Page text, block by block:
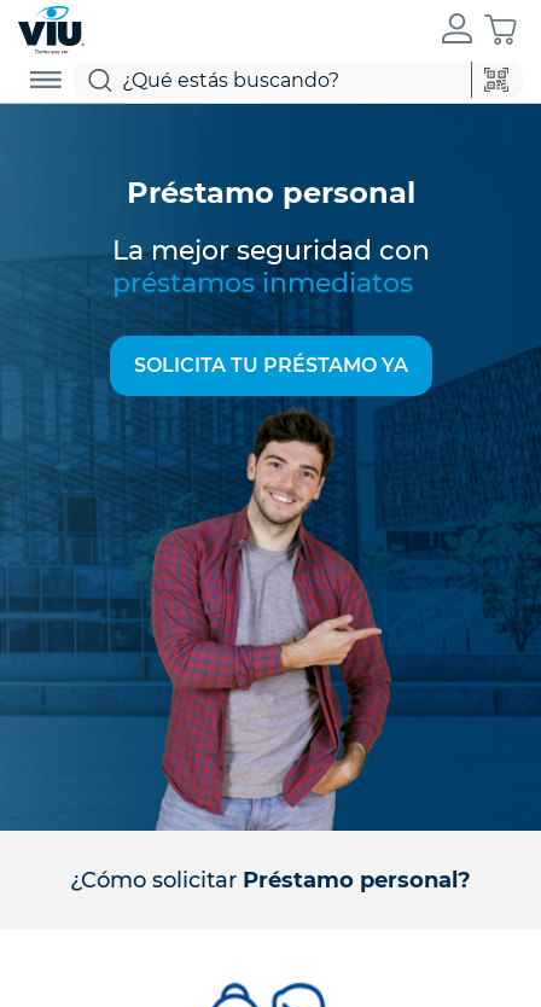
Préstamo personal
La mejor seguridad con
préstamos inmediatos
SOLICITA TU PRÉSTAMO YA
¿Cómo solicitar Préstamo personal?